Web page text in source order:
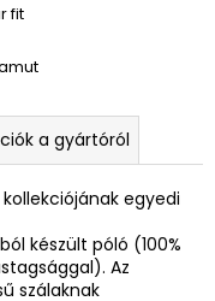
fit
a gyártóról
egyedi
készült póló (100%
Az
szálaknak